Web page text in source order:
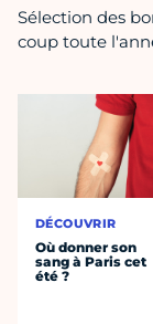
Sélection des
coup toute
DÉCOUVRIR
Où donner son
sang à Paris cet
été ?